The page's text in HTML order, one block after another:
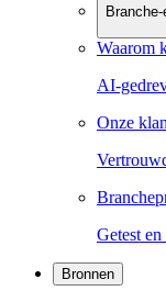
Waarom
AI-
Onze
Getest
Bronnen